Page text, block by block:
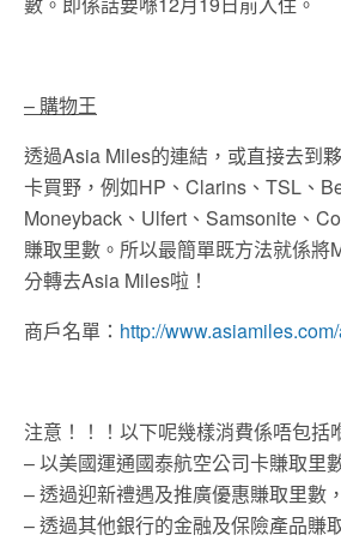
– 購物王
透過Asia Miles的連結，或直接去到
卡買野，例如HP、Clarins、TSL、
Moneyback、Ulfert、Samsonite、
賺取里數。所以最簡單既方法就係將
分轉去Asia Miles啦！
商戶名單： http://
注意！！！以下呢幾樣消費係唔包括
– 以美國運通國泰航空公司卡賺取里
– 透過迎新禮遇及推廣優惠賺取里數
– 透過其他銀行的金融及保險產品賺